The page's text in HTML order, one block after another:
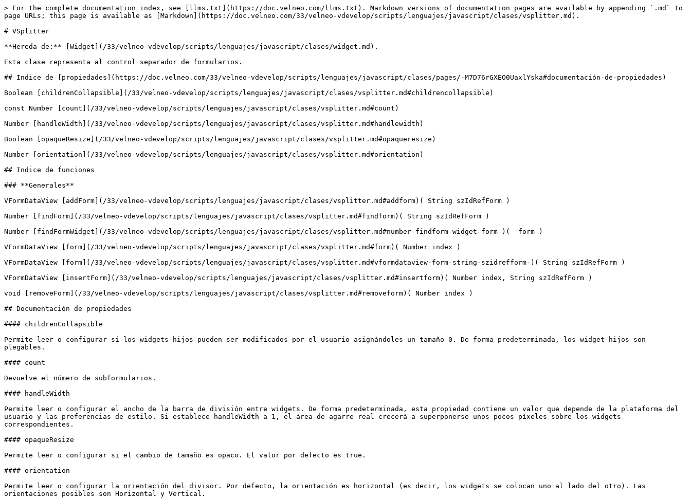
> For the complete documentation index, see [llms.txt](https://doc.velneo.com/llms.txt). Markdown versions of documentation pages are available by appending `.md` to
page URLs; this page is available as [Markdown](https://doc.velneo.com/33/velneo-vdevelop/scripts/lenguajes/javascript/clases/vsplitter.md).
# VSplitter
**Hereda de:** [Widget](/33/velneo-vdevelop/scripts/lenguajes/javascript/clases/widget.md).
Esta clase representa al control separador de formularios.
## Indice de [propiedades](https://doc.velneo.com/33/velneo-vdevelop/scripts/lenguajes/javascript/clases/pages/-M7D76rGXEO0UaxlYska#documentación-de-propiedades)
Boolean [childrenCollapsible](/33/velneo-vdevelop/scripts/lenguajes/javascript/clases/vsplitter.md#childrencollapsible)
const Number [count](/33/velneo-vdevelop/scripts/lenguajes/javascript/clases/vsplitter.md#count)
Number [handleWidth](/33/velneo-vdevelop/scripts/lenguajes/javascript/clases/vsplitter.md#handlewidth)
Boolean [opaqueResize](/33/velneo-vdevelop/scripts/lenguajes/javascript/clases/vsplitter.md#opaqueresize)
Number [orientation](/33/velneo-vdevelop/scripts/lenguajes/javascript/clases/vsplitter.md#orientation)
## Indice de funciones
### **Generales**
VFormDataView [addForm](/33/velneo-vdevelop/scripts/lenguajes/javascript/clases/vsplitter.md#addform)( String szIdRefForm )
Number [findForm](/33/velneo-vdevelop/scripts/lenguajes/javascript/clases/vsplitter.md#findform)( String szIdRefForm )
Number [findFormWidget](/33/velneo-vdevelop/scripts/lenguajes/javascript/clases/vsplitter.md#number-findform-widget-form-)(  form )
VFormDataView [form](/33/velneo-vdevelop/scripts/lenguajes/javascript/clases/vsplitter.md#form)( Number index )
VFormDataView [form](/33/velneo-vdevelop/scripts/lenguajes/javascript/clases/vsplitter.md#vformdataview-form-string-szidrefform-)( String szIdRefForm )
VFormDataView [insertForm](/33/velneo-vdevelop/scripts/lenguajes/javascript/clases/vsplitter.md#insertform)( Number index, String szIdRefForm )
void [removeForm](/33/velneo-vdevelop/scripts/lenguajes/javascript/clases/vsplitter.md#removeform)( Number index )
## Documentación de propiedades
#### childrenCollapsible
Permite leer o configurar si los widgets hijos pueden ser modificados por el usuario asignándoles un tamaño 0. De forma predeterminada, los widget hijos son
plegables.
#### count
Devuelve el número de subformularios.
#### handleWidth
Permite leer o configurar el ancho de la barra de división entre widgets. De forma predeterminada, esta propiedad contiene un valor que depende de la plataforma del
usuario y las preferencias de estilo. Si establece handleWidth a 1, el área de agarre real crecerá a superponerse unos pocos píxeles sobre los widgets
correspondientes.
#### opaqueResize
Permite leer o configurar si el cambio de tamaño es opaco. El valor por defecto es true.
#### orientation
Permite leer o configurar la orientación del divisor. Por defecto, la orientación es horizontal (es decir, los widgets se colocan uno al lado del otro). Las
orientaciones posibles son Horizontal y Vertical.